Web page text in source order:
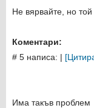
Не вярвайте, но
Коментари:
# 5 написа: |
Има такъв проблем